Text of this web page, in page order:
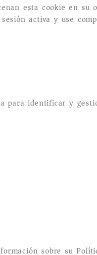
esta cookie en
activa y use
para identificar y
sobre su